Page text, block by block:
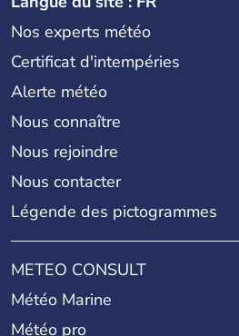
Nos experts météo
Certificat d'intempéries
Alerte météo
Nous connaître
Nous rejoindre
Nous contacter
Légende des pictogrammes
METEO CONSULT
Météo Marine
Météo pro